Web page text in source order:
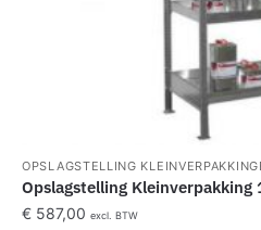
OPSLAGSTELLING
Opslagstelling Kleinverpakking
€ 587,00 excl. BTW